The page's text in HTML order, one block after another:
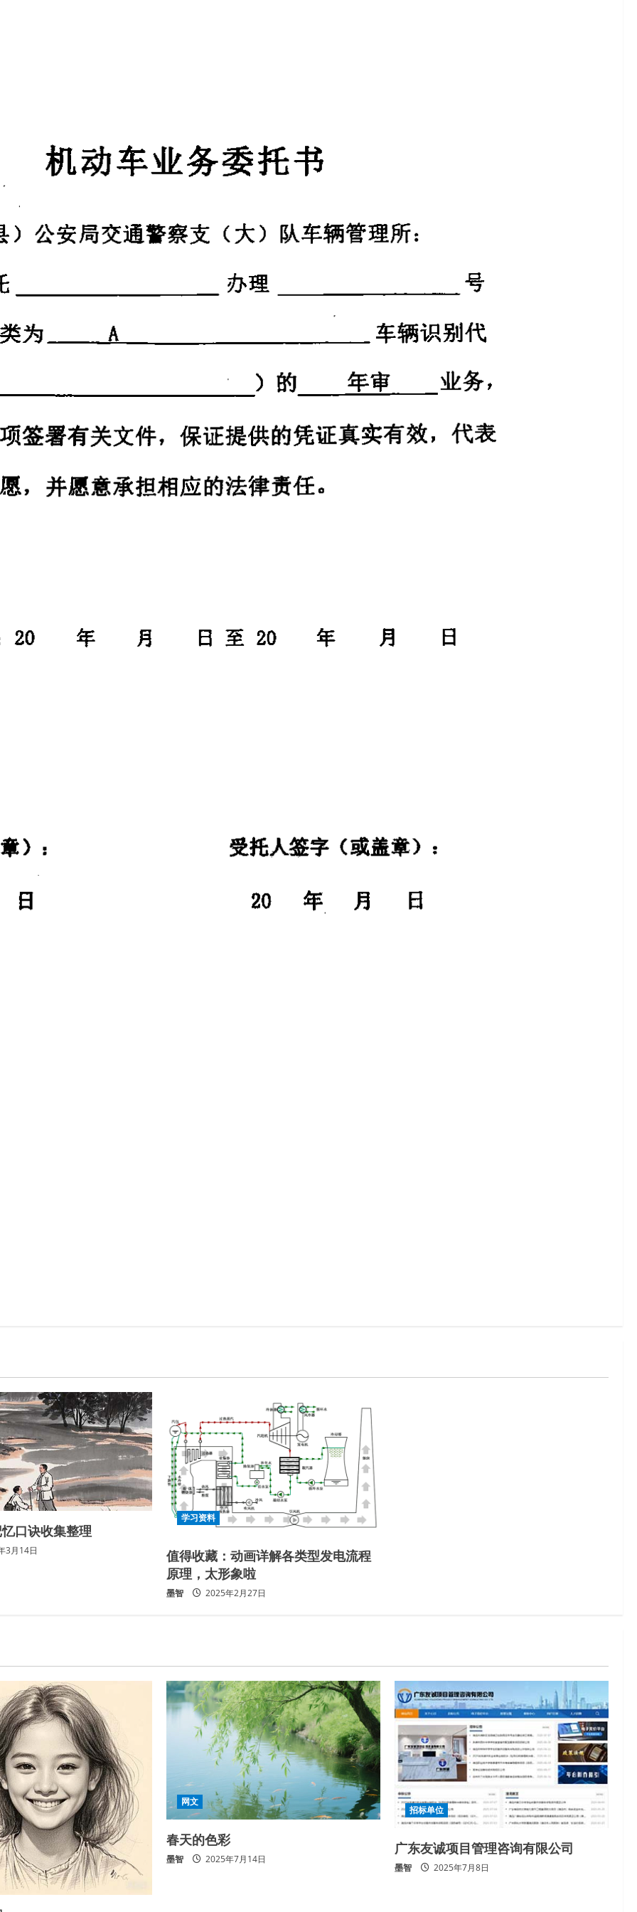
口诀收集整理
3月14日
学习资料
值得收藏：动画详解各类型发电流程
原理，太形象啦
墨智 2025年2月27日
网文
春天的色彩
墨智 2025年7月14日
招标单位
广东友诚项目管理咨询有限公司
墨智 2025年7月8日